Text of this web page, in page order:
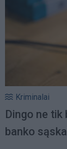
Kriminalai
Dingo ne
banko